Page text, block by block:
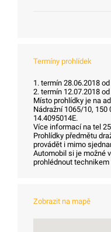
Termíny prohlídek
1. termín 28.06.2018
2. termín 12.07.2018
Místo prohlídky je na
Nádražní 1065/10, 150
14.4095014E.
Více informací na tel
Prohlídky předmětu
provádět i mimo
Automobil si je možné
prohlédnout technikem
Zobrazit na mapě